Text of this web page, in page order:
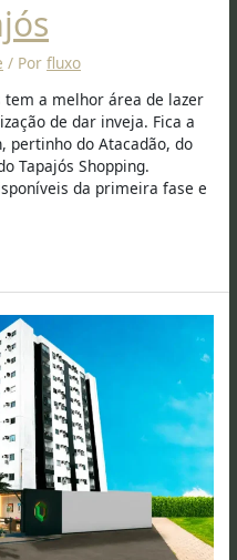
/ Porfluxo
tem a melhor área de lazer
de dar inveja. Fica a
pertinho do Atacadão, do
Tapajós Shopping.
da primeira fase e